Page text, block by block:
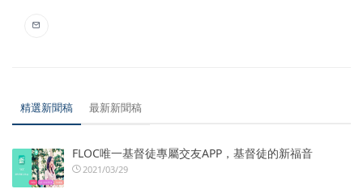
精選新聞稿 最新新聞稿
FLOC唯一基督徒專屬交友APP，基督徒的新福音
2021/03/29